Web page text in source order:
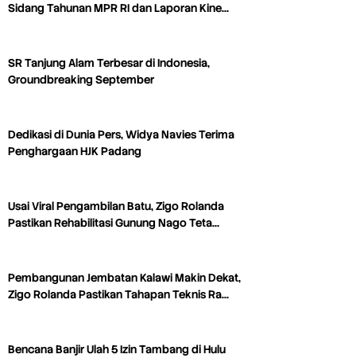
Sidang Tahunan MPR RI dan Laporan Kine…
SR Tanjung Alam Terbesar di Indonesia,
Groundbreaking September
Dedikasi di Dunia Pers, Widya Navies Terima
Penghargaan HJK Padang
Usai Viral Pengambilan Batu, Zigo Rolanda
Pastikan Rehabilitasi Gunung Nago Teta…
Pembangunan Jembatan Kalawi Makin Dekat,
Zigo Rolanda Pastikan Tahapan Teknis Ra…
Bencana Banjir Ulah 5 Izin Tambang di Hulu